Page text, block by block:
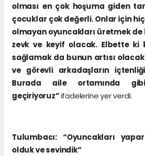
olması en çok hoşuma giden
çocuklar çok değerli. Onlar için
olmayan oyuncakları üretmek de
zevk ve keyif olacak. Elbette ki
sağlamak da bunun artısı olacak.
ve görevli arkadaşların
Burada aile ortamında
geçiriyoruz”ifadelerine yer verdi.
Tulumbacı: “Oyuncakları
olduk ve sevindik”